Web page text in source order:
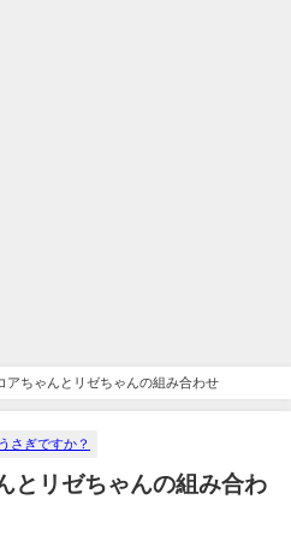
アちゃんとリゼちゃんの組み合わせ
さぎですか？
とリゼちゃんの組み合わ